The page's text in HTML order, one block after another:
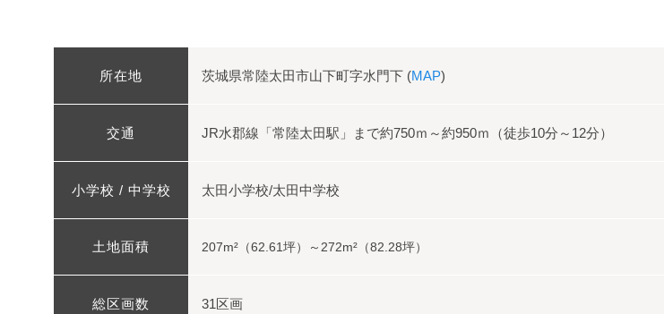
所在地 茨城県常陸太田市山下町字水門下 (MAP)
交通 JR水郡線「常陸太田駅」まで約750ｍ～約950ｍ（徒歩10分～12分）
小学校 / 中学校 太田小学校/太田中学校
土地面積 207m²（62.61坪）～272m²（82.28坪）
総区画数 31区画